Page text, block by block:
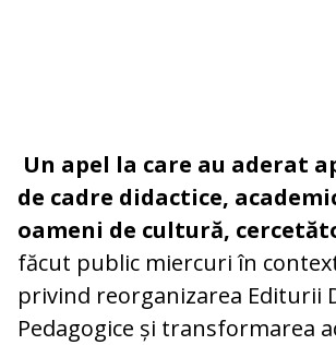
Un apel la care au aderat
de cadre didactice,
oameni de cultură,
făcut public miercuri în
privind reorganizarea Editurii
Pedagogice și transformarea